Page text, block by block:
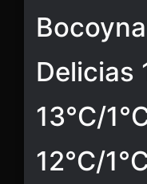
Delicias
13°C/
12°C/